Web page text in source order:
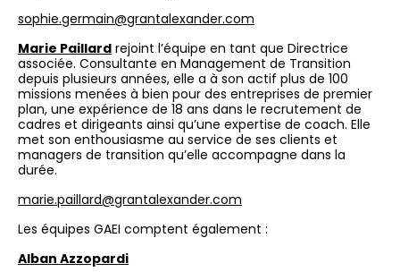
sophie.germain@grantalexander.com
Marie Paillard rejoint l’équipe en tant que Directrice
associée. Consultante en Management de Transition
depuis plusieurs années, elle a à son actif plus de 100
missions menées à bien pour des entreprises de premier
plan, une expérience de 18 ans dans le recrutement de
cadres et dirigeants ainsi qu’une expertise de coach. Elle
met son enthousiasme au service de ses clients et
managers de transition qu’elle accompagne dans la
durée.
marie.paillard@grantalexander.com
Les équipes GAEI comptent également :
Alban Azzopardi